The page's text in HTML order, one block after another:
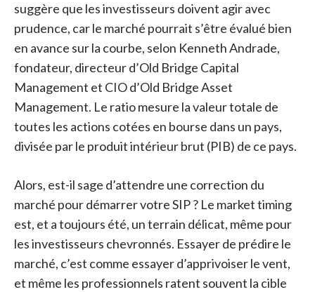
suggère que les investisseurs doivent agir avec
prudence, car le marché pourrait s’être évalué bien
en avance sur la courbe, selon Kenneth Andrade,
fondateur, directeur d’Old Bridge Capital
Management et CIO d’Old Bridge Asset
Management. Le ratio mesure la valeur totale de
toutes les actions cotées en bourse dans un pays,
divisée par le produit intérieur brut (PIB) de ce pays.
Alors, est-il sage d’attendre une correction du
marché pour démarrer votre SIP ? Le market timing
est, et a toujours été, un terrain délicat, même pour
les investisseurs chevronnés. Essayer de prédire le
marché, c’est comme essayer d’apprivoiser le vent,
et même les professionnels ratent souvent la cible